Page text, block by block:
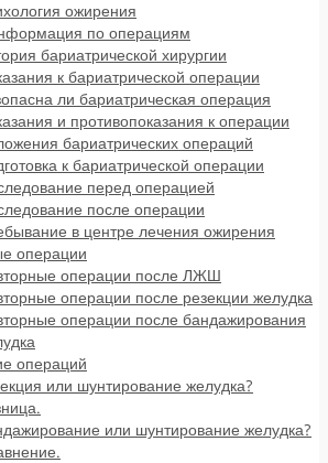
ожирения
по операциям
бариатрической хирургии
к бариатрической операции
ли бариатрическая операция
и противопоказания к операции
бариатрических операций
к бариатрической операции
перед операцией
после операции
в центре лечения ожирения
операции
операции после ЛЖШ
операции после резекции желудка
операции после бандажирования
операций
или шунтирование желудка?
или шунтирование желудка?